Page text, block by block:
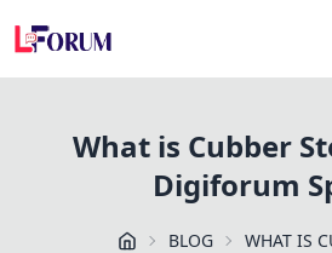
What is Cubber
Digiforum
BLOG